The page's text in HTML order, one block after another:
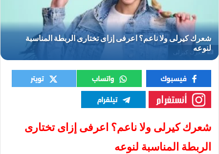
شعرك كيرلى
شعرك كيرلى ولا ناعم؟ اعرفى إزاى تختارى
الربطة المناسبة لنوعه